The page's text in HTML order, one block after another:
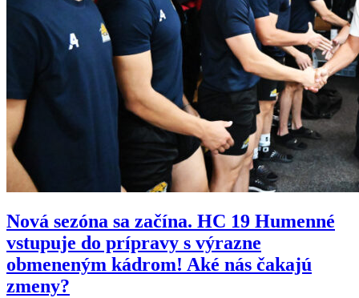
Nová sezóna sa začína. HC 19 Humenné
vstupuje do prípravy s výrazne
obmeneným kádrom! Aké nás čakajú
zmeny?